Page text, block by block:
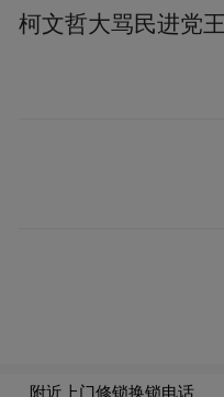
轻型无人驾驶航空
千克且最大起飞重
速度不超过100千
监视能力，全程可
柯文哲大骂民进党